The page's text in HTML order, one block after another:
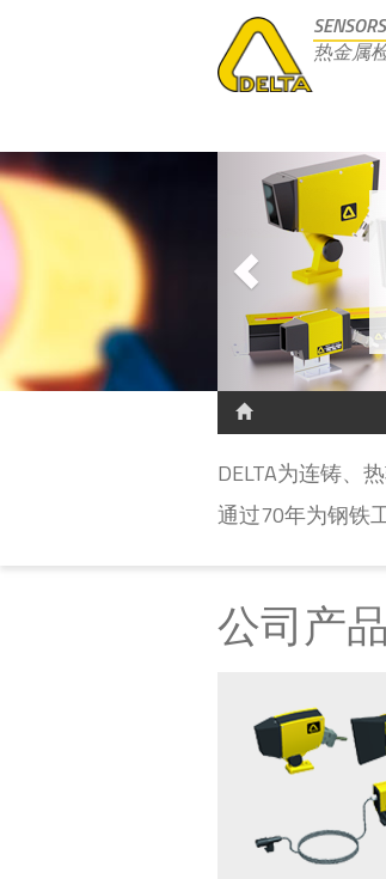
热金属
DELTA为连铸、
通过70年为钢铁
公司产品